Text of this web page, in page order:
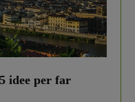
idee per far